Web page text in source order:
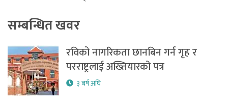
सम्बन्धित खवर
रविको नागरिकता छानबिन गर्न गृह र
परराष्ट्रलाई अख्तियारको पत्र
३ बर्ष अघि